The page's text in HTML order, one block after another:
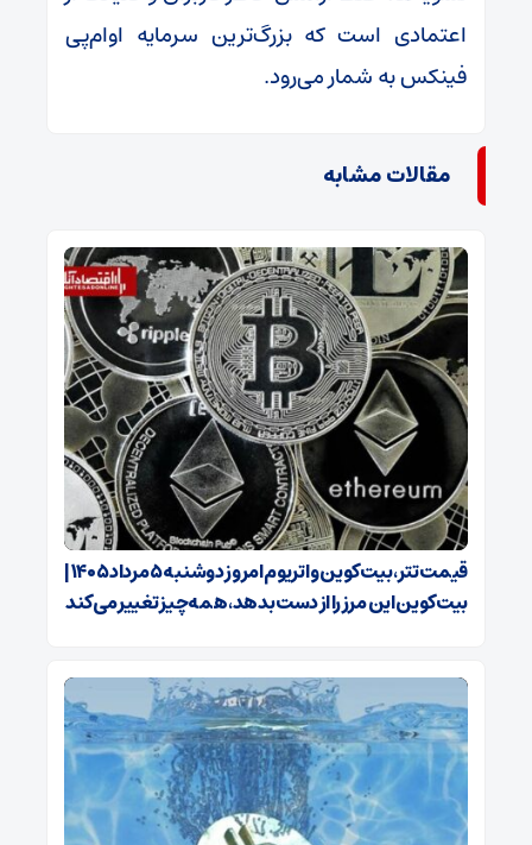
اعتمادی است که بزرگ‌ترین سرمایه او‌ام‌پی
فینکس به شمار می‌رود.
مقالات مشابه
قیمت تتر، بیت‌کوین و اتریوم امروز دوشنبه ۵ مرداد ۱۴۰۵ |
بیت‌کوین این مرز را از دست بدهد، همه‌چیز تغییر می‌کند